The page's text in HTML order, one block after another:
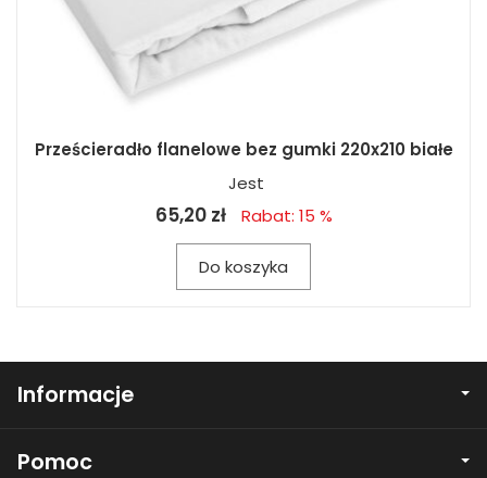
Prześcieradło flanelowe bez gumki 220x210 białe
Jest
65,20 zł Rabat: 15 %
Do koszyka
Informacje
Pomoc